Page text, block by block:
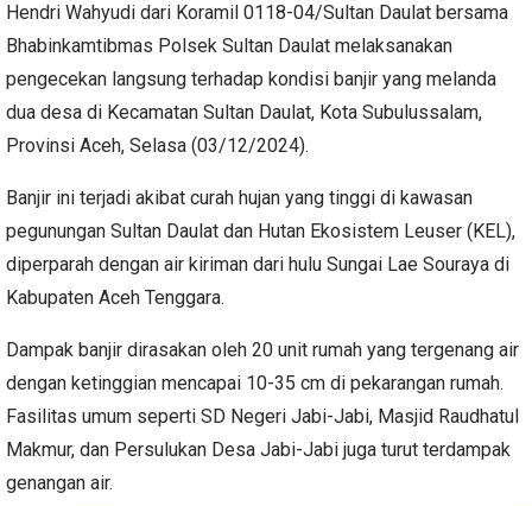
Hendri Wahyudi dari Koramil 0118-04/Sultan Daulat bersama
Bhabinkamtibmas Polsek Sultan Daulat melaksanakan
pengecekan langsung terhadap kondisi banjir yang melanda
dua desa di Kecamatan Sultan Daulat, Kota Subulussalam,
Provinsi Aceh, Selasa (03/12/2024).
Banjir ini terjadi akibat curah hujan yang tinggi di kawasan
pegunungan Sultan Daulat dan Hutan Ekosistem Leuser (KEL),
diperparah dengan air kiriman dari hulu Sungai Lae Souraya di
Kabupaten Aceh Tenggara.
Dampak banjir dirasakan oleh 20 unit rumah yang tergenang air
dengan ketinggian mencapai 10-35 cm di pekarangan rumah.
Fasilitas umum seperti SD Negeri Jabi-Jabi, Masjid Raudhatul
Makmur, dan Persulukan Desa Jabi-Jabi juga turut terdampak
genangan air.